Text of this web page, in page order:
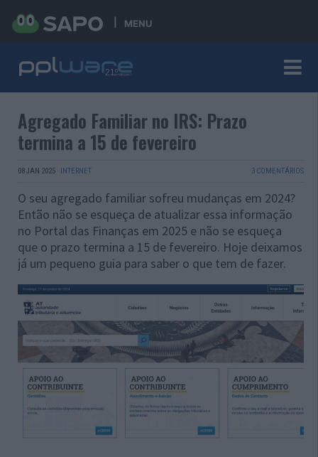
MENU
Agregado Familiar no IRS: Prazo
termina a 15 de fevereiro
08 JAN 2025 · INTERNET 3 COMENTÁRIOS
O seu agregado familiar sofreu mudanças em 2024?
Então não se esqueça de atualizar essa informação
no Portal das Finanças em 2025 e não se esqueça
que o prazo termina a 15 de fevereiro. Hoje deixamos
já um pequeno guia para saber o que tem de fazer.